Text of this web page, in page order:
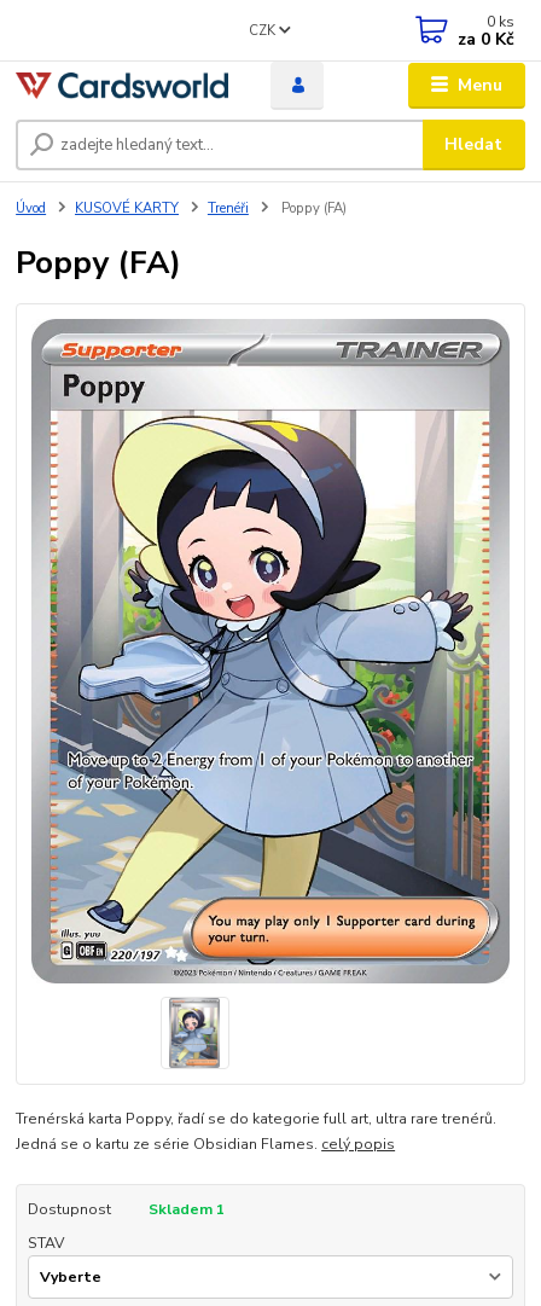
Menu
CZK
Hledat
0 ks
za 0 Kč
Úvod KUSOVÉ KARTY Trenéři Poppy (FA)
Poppy (FA)
Trenérská karta Poppy, řadí se do kategorie full art, ultra rare trenérů.
Jedná se o kartu ze série Obsidian Flames. celý popis
Dostupnost
Skladem 1
STAV